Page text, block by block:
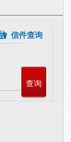
信件查询